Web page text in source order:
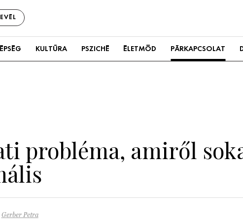
KULTÚRA PSZICHÉ ÉLETMÓD PÁRKAPCSOLAT
probléma, amiről
Gerber Petra